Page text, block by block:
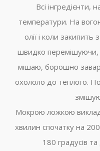
Всі інгредієнти,
температури. На
олії і коли
швидко перемішуючи,
мішаю, борошно
охололо до теплого.
Мокрою ложкою
хвилин спочатку на
180 градусів